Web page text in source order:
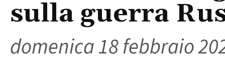
sulla guerra
domenica 18 febbraio